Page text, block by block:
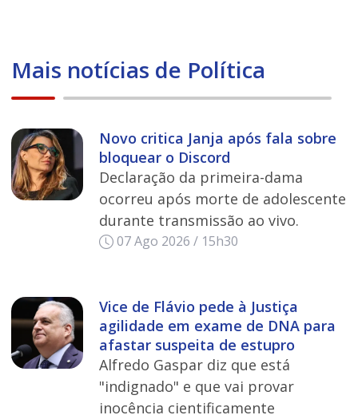
Mais notícias de Política
Novo critica Janja após fala sobre
bloquear o Discord
Declaração da primeira-dama
ocorreu após morte de adolescente
durante transmissão ao vivo.
07 Ago 2026 / 15h30
Vice de Flávio pede à Justiça
agilidade em exame de DNA para
afastar suspeita de estupro
Alfredo Gaspar diz que está
"indignado" e que vai provar
inocência cientificamente